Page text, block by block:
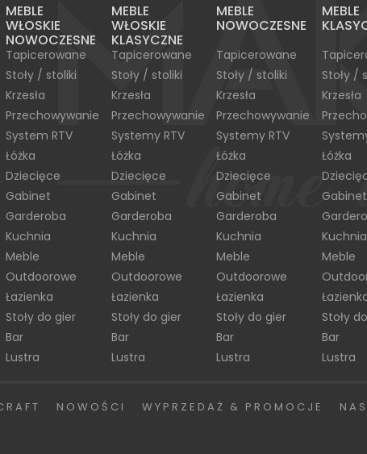
MEBLE
WŁOSKIE
NOWOCZESNE
Tapicerowane
Stoły / stoliki
Krzesła
Przechowywanie
System RTV
Łóżka
Dziecięce
Gabinet
Garderoba
Kuchnia
Meble
Outdoorowe
Łazienka
Stoły do gier
Bar
Lustra
MEBLE
WŁOSKIE
KLASYCZNE
Tapicerowane
Stoły / stoliki
Krzesła
Przechowywanie
Systemy RTV
Łóżka
Dziecięce
Gabinet
Garderoba
Kuchnia
Meble
Outdoorowe
Łazienka
Stoły do gier
Bar
Lustra
MEBLE
NOWOCZESNE
Tapicerowane
Stoły / stoliki
Krzesła
Przechowywanie
Systemy RTV
Łóżka
Dziecięce
Gabinet
Garderoba
Kuchnia
Meble
Outdoorowe
Łazienka
Stoły do gier
Bar
Lustra
MEBLE
Stoły /
Krzesła
Łóżka
Gabinet
Kuchnia
Meble
Stoły
Bar
Lustra
NOWOŚCI WYPRZEDAŻ & PROMOCJE